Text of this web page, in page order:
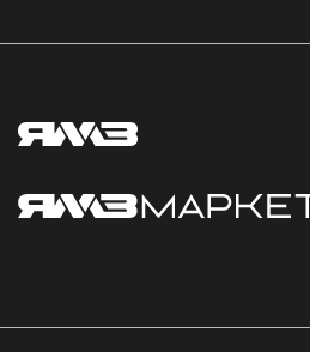
Контакты